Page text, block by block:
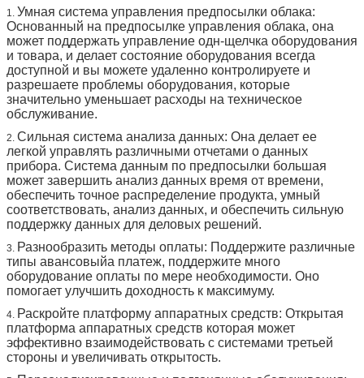
Количество
контейнера
нагружая
5 пкс/20фт, 12 пкс/40фт
Распределите
механизм
Катушка весны, транспортер, вися шкаф
доступна, ширина канала и количество можно
отрегулировать свободно
Протокол
системы
платежей
МДБ
1. Умная система управления предпосылки облака:
Основанный на предпосылке управления облака, она
может поддержать управление одн-щелчка оборудования
и товара, и делает состояние оборудования всегда
доступной и вы можете удаленно контролируете и
разрешаете проблемы оборудования, которые
значительно уменьшает расходы на техническое
обслуживание.
2. Сильная система анализа данных: Она делает ее
легкой управлять различными отчетами о данных
прибора. Система данным по предпосылки большая
может завершить анализ данных время от времени,
обеспечить точное распределение продукта, умный
соответствовать, анализ данных, и обеспечить сильную
поддержку данных для деловых решений.
3. Разнообразить методы оплаты: Поддержите различные
типы авансовыйа платеж, поддержите много
оборудование оплаты по мере необходимости. Оно
помогает улучшить доходность к максимуму.
4. Раскройте платформу аппаратных средств: Открытая
платформа аппаратных средств которая может
эффективно взаимодействовать с системами третьей
стороны и увеличивать открытость.